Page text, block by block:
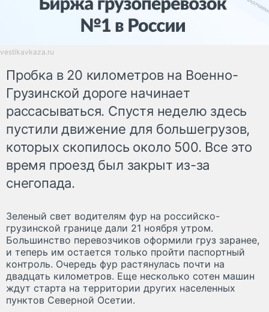
vestikavkaza.ru
Пробка в 20 километров на Военно-
Грузинской дороге начинает
рассасываться. Спустя неделю здесь
пустили движение для большегрузов,
которых скопилось около 500. Все это
время проезд был закрыт из-за
снегопада.
Зеленый свет водителям фур на российско-
грузинской границе дали 21 ноября утром.
Большинство перевозчиков оформили груз заранее,
и теперь им остается только пройти паспортный
контроль. Очередь фур растянулась почти на
двадцать километров. Еще несколько сотен машин
ждут старта на территории других населенных
пунктов Северной Осетии.